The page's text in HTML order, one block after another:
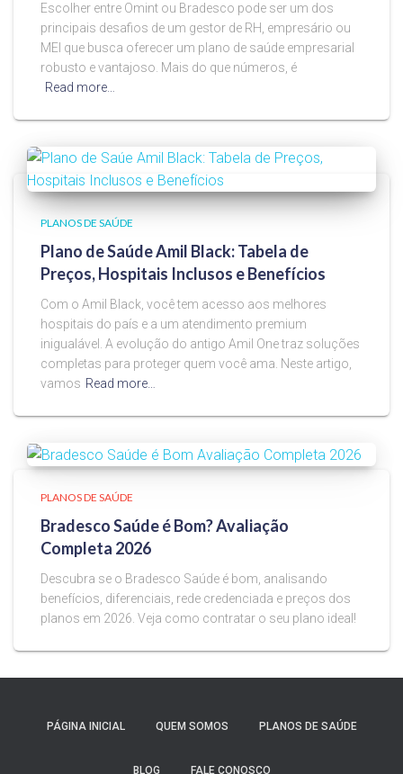
Escolher entre Omint ou Bradesco pode ser um dos
principais desafios de um gestor de RH, empresário ou
MEI que busca oferecer um plano de saúde empresarial
robusto e vantajoso. Mais do que números, é
Read more…
PLANOS DE SAÚDE
Plano de Saúde Amil Black: Tabela de
Preços, Hospitais Inclusos e Benefícios
Com o Amil Black, você tem acesso aos melhores
hospitais do país e a um atendimento premium
inigualável. A evolução do antigo Amil One traz soluções
completas para proteger quem você ama. Neste artigo,
vamos Read more…
PLANOS DE SAÚDE
Bradesco Saúde é Bom? Avaliação
Completa 2026
Descubra se o Bradesco Saúde é bom, analisando
benefícios, diferenciais, rede credenciada e preços dos
planos em 2026. Veja como contratar o seu plano ideal!
PÁGINA INICIAL QUEM SOMOS PLANOS DE SAÚDE
BLOG FALE CONOSCO